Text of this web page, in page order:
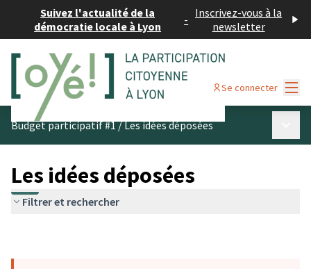
Suivez l'actualité de la
démocratie locale à Lyon
- Inscrivez-vous à la
newsletter
Se connecter
Budget participatif #1/Les idées déposées
Les idées déposées
Filtrer et rechercher